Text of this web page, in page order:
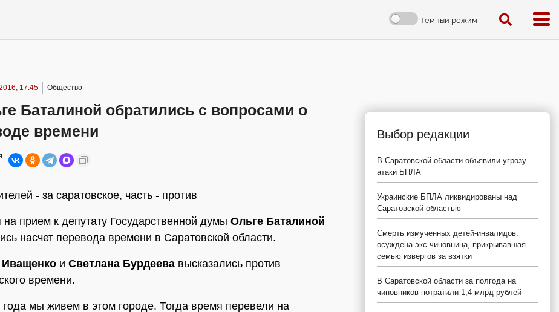
Темный режим
17:45 Общество
Баталиной обратились с вопросами о
времени
- за саратовское, часть - против
на прием к депутату Государственной думы Ольге Баталиной
насчет перевода времени в Саратовской области.
и Светлана Бурдеева высказались против
времени.
года мы живем в этом городе. Тогда время перевели на
Выбор редакции
В Саратовской области объявили угрозу
атаки БПЛА
Украинские БПЛА ликвидированы над
Саратовской областью
Смерть измученных детей-инвалидов:
осуждена экс-чиновница, прикрывавшая
семью извергов за взятки
В Саратовской области за полгода на
чиновников потратили 1,4 млрд рублей